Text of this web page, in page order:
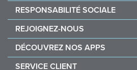
Au sujet de Nu Skin
Offres d’emploi
RESPONSABILITÉ SOCIALE
Force for Good
Acheter et faire un don Vitameal
REJOIGNEZ-NOUS
Pourquoi Nu Skin
Récompenses financières
DÉCOUVREZ NOS APPS
SERVICE CLIENT